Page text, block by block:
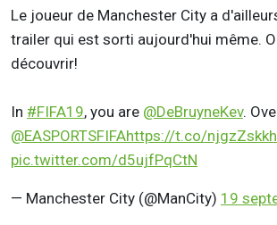
Le joueur de Manchester City a
trailer qui est sorti aujourd'hui même.
découvrir!
In #FIFA19, you are @DeBruyneKev.
@EASPORTSFIFAhttps://t.co/
pic.twitter.com/d5ujfPqCtN
— Manchester City (@ManCity) 19